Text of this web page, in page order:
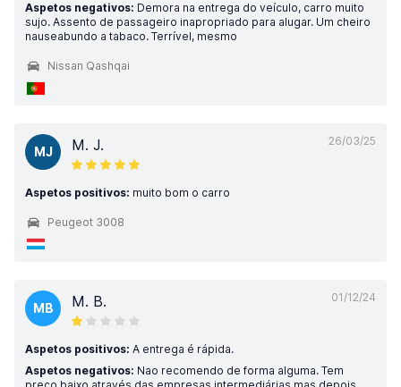
Aspetos negativos: Demora na entrega do veículo, carro muito
sujo. Assento de passageiro inapropriado para alugar. Um cheiro
nauseabundo a tabaco. Terrível, mesmo
Nissan Qashqai
26/03/25
MJ M. J.
Aspetos positivos: muito bom o carro
Peugeot 3008
01/12/24
MB M. B.
Aspetos positivos: A entrega é rápida.
Aspetos negativos: Nao recomendo de forma alguma. Tem